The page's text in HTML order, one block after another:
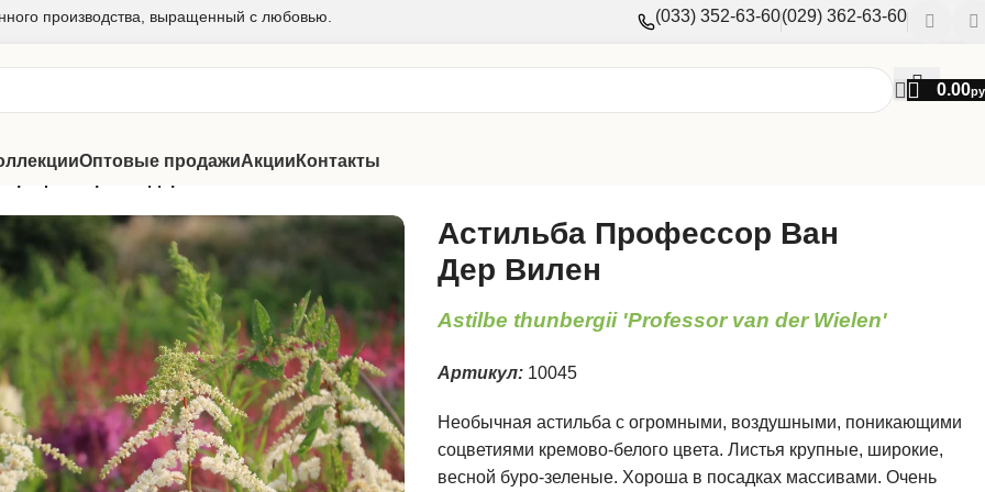
производства, выращенный с любовью. (033) 352-63-60(029) 362-63-60
0.00
Оптовые продажиАкции Контакты
Астильба Профессор Ван
Дер Вилен
Astilbe thunbergii 'Professor van der Wielen'
Артикул: 10045
Необычная астильба с огромными, воздушными, поникающими
соцветиями кремово-белого цвета. Листья крупные, широкие,
весной буро-зеленые. Хороша в посадках массивами. Очень